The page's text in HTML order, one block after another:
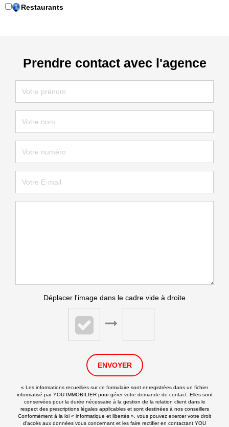
Restaurants
Prendre contact avec l'agence
Déplacer l'image dans le cadre vide à droite
ENVOYER
« Les informations recueillies sur ce formulaire sont enregistrées dans un fichier
informatisé par YOU IMMOBILIER pour gérer votre demande de contact. Elles sont
conservées pour la durée nécessaire à la gestion de la relation client dans le
respect des prescriptions légales applicables et sont destinées à nos conseillers
Conformément à la loi « informatique et libertés », vous pouvez exercer votre droit
d'accès aux données vous concernant et les faire rectifier en contactant YOU